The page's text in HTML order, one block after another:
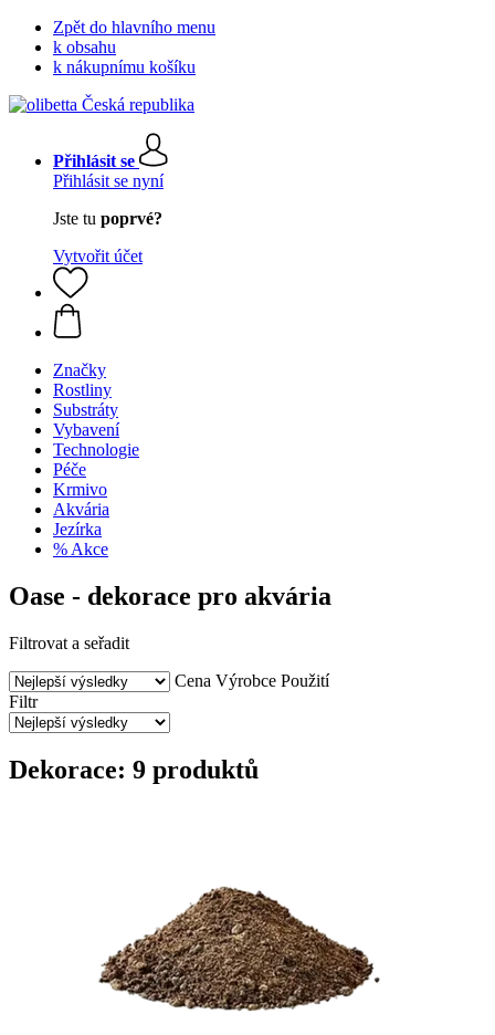
Zpět do hlavního menu
k obsahu
k nákupnímu košíku
Přihlásit se
Přihlásit se nyní
Jste tu poprvé?
Vytvořit účet
Značky
Rostliny
Substráty
Vybavení
Technologie
Péče
Krmivo
Akvária
Jezírka
% Akce
Oase - dekorace pro akvária
Filtrovat a seřadit
Cena Výrobce Použití
Filtr
Dekorace: 9 produktů